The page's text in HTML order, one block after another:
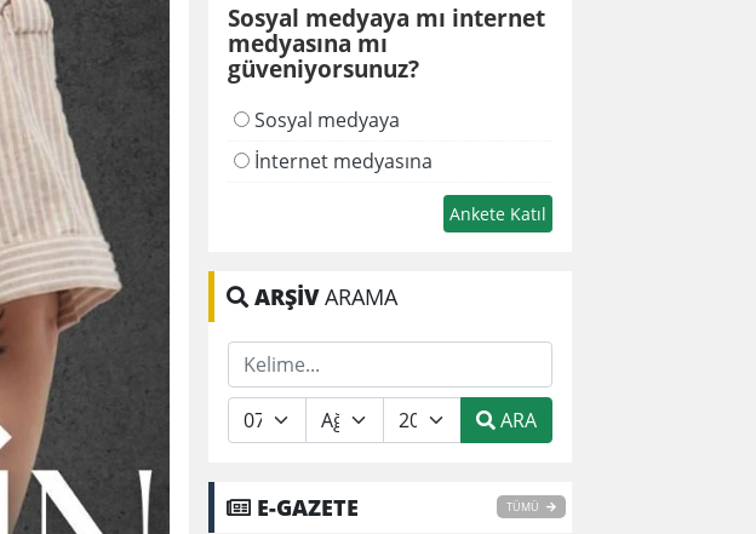
Sosyal medyaya mı internet
medyasına mı
güveniyorsunuz?
Sosyal medyaya
İnternet medyasına
ARŞİVARAMA
ARA
E-GAZETE TÜMÜ